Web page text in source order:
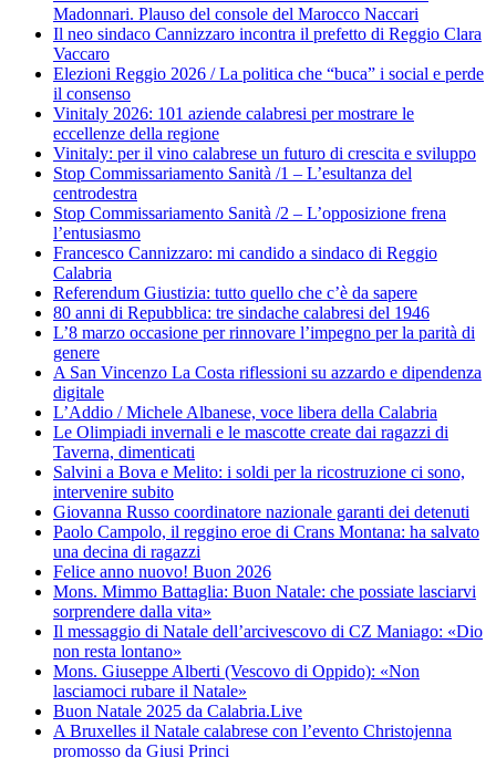
Madonnari. Plauso del console del Marocco Naccari
Il neo sindaco Cannizzaro incontra il prefetto di Reggio Clara
Vaccaro
Elezioni Reggio 2026 / La politica che “buca” i social e perde
il consenso
Vinitaly 2026: 101 aziende calabresi per mostrare le
eccellenze della regione
Vinitaly: per il vino calabrese un futuro di crescita e sviluppo
Stop Commissariamento Sanità /1 – L’esultanza del
centrodestra
Stop Commissariamento Sanità /2 – L’opposizione frena
l’entusiasmo
Francesco Cannizzaro: mi candido a sindaco di Reggio
Calabria
Referendum Giustizia: tutto quello che c’è da sapere
80 anni di Repubblica: tre sindache calabresi del 1946
L’8 marzo occasione per rinnovare l’impegno per la parità di
genere
A San Vincenzo La Costa riflessioni su azzardo e dipendenza
digitale
L’Addio / Michele Albanese, voce libera della Calabria
Le Olimpiadi invernali e le mascotte create dai ragazzi di
Taverna, dimenticati
Salvini a Bova e Melito: i soldi per la ricostruzione ci sono,
intervenire subito
Giovanna Russo coordinatore nazionale garanti dei detenuti
Paolo Campolo, il reggino eroe di Crans Montana: ha salvato
una decina di ragazzi
Felice anno nuovo! Buon 2026
Mons. Mimmo Battaglia: Buon Natale: che possiate lasciarvi
sorprendere dalla vita»
Il messaggio di Natale dell’arcivescovo di CZ Maniago: «Dio
non resta lontano»
Mons. Giuseppe Alberti (Vescovo di Oppido): «Non
lasciamoci rubare il Natale»
Buon Natale 2025 da Calabria.Live
A Bruxelles il Natale calabrese con l’evento Christojenna
promosso da Giusi Princi